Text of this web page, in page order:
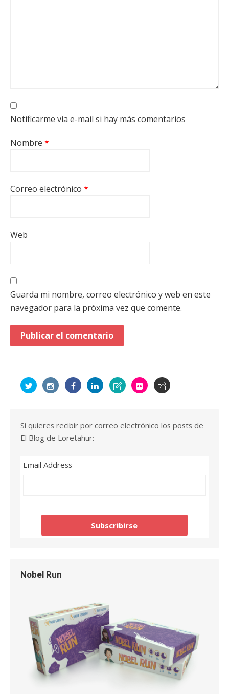
Notificarme vía e-mail si hay más comentarios
Nombre *
Correo electrónico *
Web
Guarda mi nombre, correo electrónico y web en este
navegador para la próxima vez que comente.
Si quieres recibir por correo electrónico los posts de
El Blog de Loretahur:
Email Address
Nobel Run